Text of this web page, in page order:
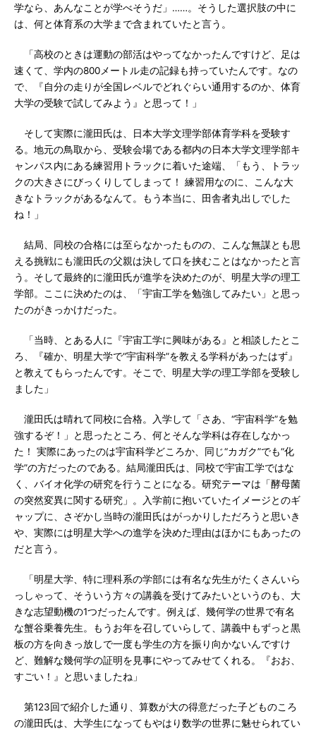
学なら、あんなことが学べそうだ」……。そうした選択肢の中に
は、何と体育系の大学まで含まれていたと言う。
「高校のときは運動の部活はやってなかったんですけど、足は
速くて、学内の800メートル走の記録も持っていたんです。なの
で、『自分の走りが全国レベルでどれぐらい通用するのか、体育
大学の受験で試してみよう』と思って！」
そして実際に瀧田氏は、日本大学文理学部体育学科を受験す
る。地元の鳥取から、受験会場である都内の日本大学文理学部キ
ャンパス内にある練習用トラックに着いた途端、「もう、トラッ
クの大きさにびっくりしてしまって！ 練習用なのに、こんな大
きなトラックがあるなんて。もう本当に、田舎者丸出しでした
ね！」
結局、同校の合格には至らなかったものの、こんな無謀とも思
える挑戦にも瀧田氏の父親は決して口を挟むことはなかったと言
う。そして最終的に瀧田氏が進学を決めたのが、明星大学の理工
学部。ここに決めたのは、「宇宙工学を勉強してみたい」と思っ
たのがきっかけだった。
「当時、とある人に『宇宙工学に興味がある』と相談したとこ
ろ、『確か、明星大学で“宇宙科学”を教える学科があったはず』
と教えてもらったんです。そこで、明星大学の理工学部を受験し
ました」
瀧田氏は晴れて同校に合格。入学して「さあ、“宇宙科学”を勉
強するぞ！」と思ったところ、何とそんな学科は存在しなかっ
た！ 実際にあったのは宇宙科学どころか、同じ“カガク”でも“化
学”の方だったのである。結局瀧田氏は、同校で宇宙工学ではな
く、バイオ化学の研究を行うことになる。研究テーマは「酵母菌
の突然変異に関する研究」。入学前に抱いていたイメージとのギ
ャップに、さぞかし当時の瀧田氏はがっかりしただろうと思いき
や、実際には明星大学への進学を決めた理由はほかにもあったの
だと言う。
「明星大学、特に理科系の学部には有名な先生がたくさんいら
っしゃって、そういう方々の講義を受けてみたいというのも、大
きな志望動機の1つだったんです。例えば、幾何学の世界で有名
な蟹谷乗養先生。もうお年を召していらして、講義中もずっと黒
板の方を向きっ放しで一度も学生の方を振り向かないんですけ
ど、難解な幾何学の証明を見事にやってみせてくれる。『おお、
すごい！』と思いましたね」
第123回で紹介した通り、算数が大の得意だった子どものころ
の瀧田氏は、大学生になってもやはり数学の世界に魅せられてい